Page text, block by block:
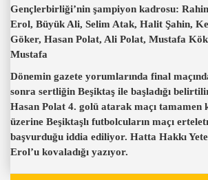
Gençlerbirliği’nin şampiyon kadrosu:
Erol, Büyük Ali, Selim Atak, Halit Şahin,
Göker, Hasan Polat, Ali Polat, Mustafa
Mustafa
Dönemin gazete yorumlarında final
sonra sertliğin Beşiktaş ile başladığı
Hasan Polat 4. golü atarak maçı tamamen
üzerine Beşiktaşlı futbolcuların maçı
başvurduğu iddia ediliyor. Hatta Hakkı
Erol’u kovaladığı yazıyor.